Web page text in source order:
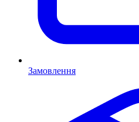
Замовлення